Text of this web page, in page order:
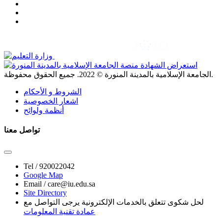
الجامعة الإسلامية بالمدينة المنورة © 2022 . جميع الحقوق محفوظة.
الشروط و الأحكام
اشعار الخصوصية
أنظمة ولوائح
تواصل معنا
Tel /920022042
Google Map
Email /care@iu.edu.sa
Site Directory
لحل شكوى تتعلق بالخدمات الإلكترونية يرجى التواصل مع
عمادة تقنية المعلومات